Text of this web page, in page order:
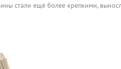
стали ещё более крепкими,